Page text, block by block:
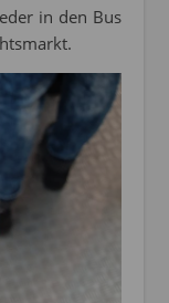
in den Bus